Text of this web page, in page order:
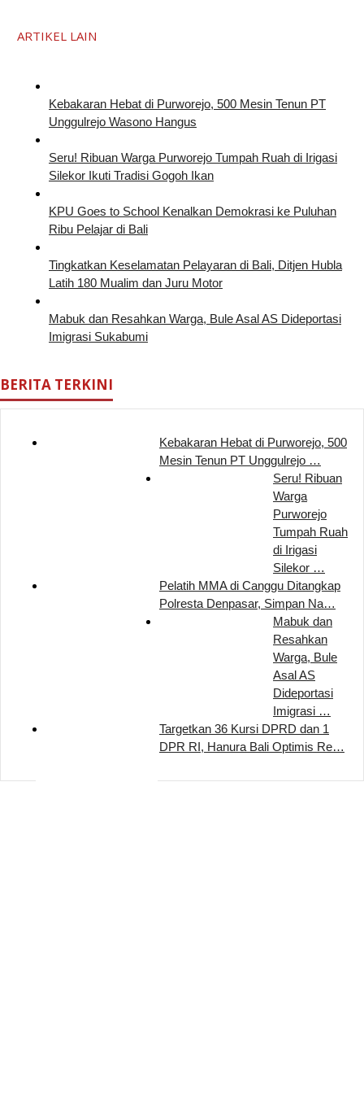
ARTIKEL LAIN
Kebakaran Hebat di Purworejo, 500 Mesin Tenun PT
Unggulrejo Wasono Hangus
Seru! Ribuan Warga Purworejo Tumpah Ruah di Irigasi
Silekor Ikuti Tradisi Gogoh Ikan
KPU Goes to School Kenalkan Demokrasi ke Puluhan
Ribu Pelajar di Bali
Tingkatkan Keselamatan Pelayaran di Bali, Ditjen Hubla
Latih 180 Mualim dan Juru Motor
Mabuk dan Resahkan Warga, Bule Asal AS Dideportasi
Imigrasi Sukabumi
BERITA TERKINI
Kebakaran Hebat di Purworejo, 500
Mesin Tenun PT Unggulrejo …
Seru! Ribuan
Warga
Purworejo
Tumpah Ruah
di Irigasi
Silekor …
Pelatih MMA di Canggu Ditangkap
Polresta Denpasar, Simpan Na…
Mabuk dan
Resahkan
Warga, Bule
Asal AS
Dideportasi
Imigrasi …
Targetkan 36 Kursi DPRD dan 1
DPR RI, Hanura Bali Optimis Re…